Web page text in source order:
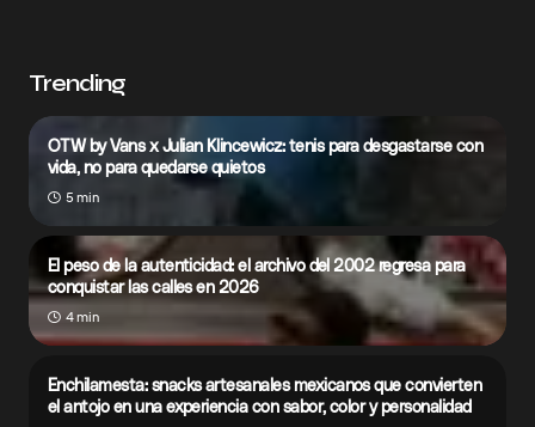
Trending
OTW by Vans x Julian Klincewicz: tenis para desgastarse con
vida, no para quedarse quietos
5 min
El peso de la autenticidad: el archivo del 2002 regresa para
conquistar las calles en 2026
4 min
Enchilamesta: snacks artesanales mexicanos que convierten
el antojo en una experiencia con sabor, color y personalidad